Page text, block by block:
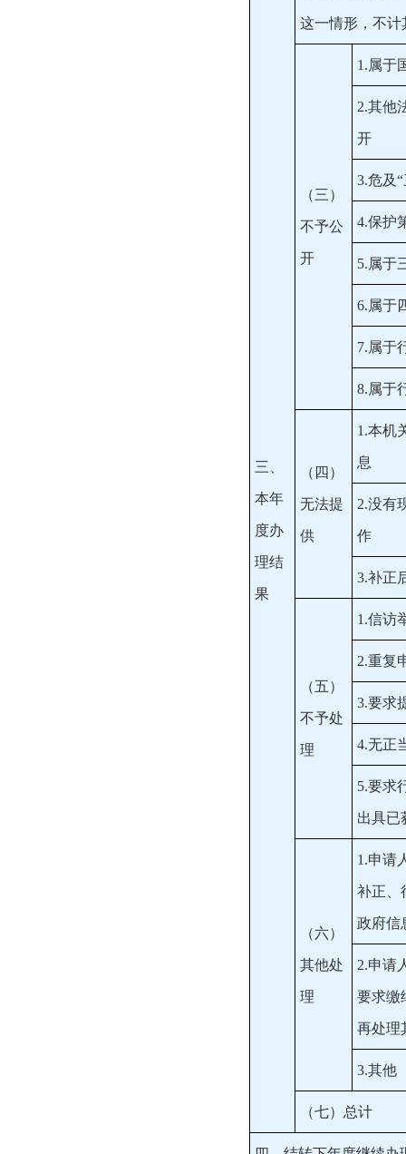
三、
本年
度办
理结
果
这一情形，不计
（三）
不予公
开
1.属于
2.其他
开
3.危及
4.保护
5.属于
6.属于
7.属于
8.属于
（四）
无法提
供
1.本机
息
2.没有
作
3.补正
（五）
不予处
理
1.信访
2.重复
3.要求
4.无正
5.要求
出具已
（六）
其他处
理
1.申请
补正、
政府信
2.申请
要求缴
再处理
3.其他
（七）总计